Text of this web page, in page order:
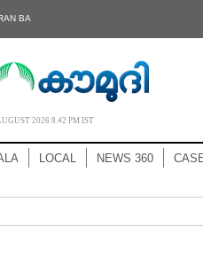
BA
2026 8.42 PM IST
LOCAL NEWS 360